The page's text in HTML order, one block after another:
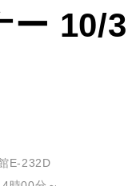
ー 10/3
E-232D